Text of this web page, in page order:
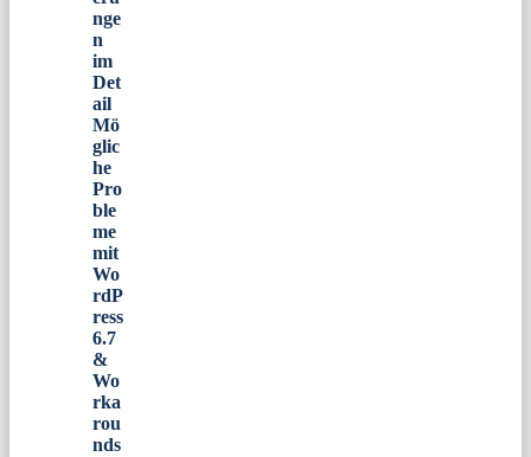
nge
n
im
Det
ail
Mö
glic
he
Pro
ble
me
mit
Wo
rdP
ress
6.7
&
Wo
rka
rou
nds